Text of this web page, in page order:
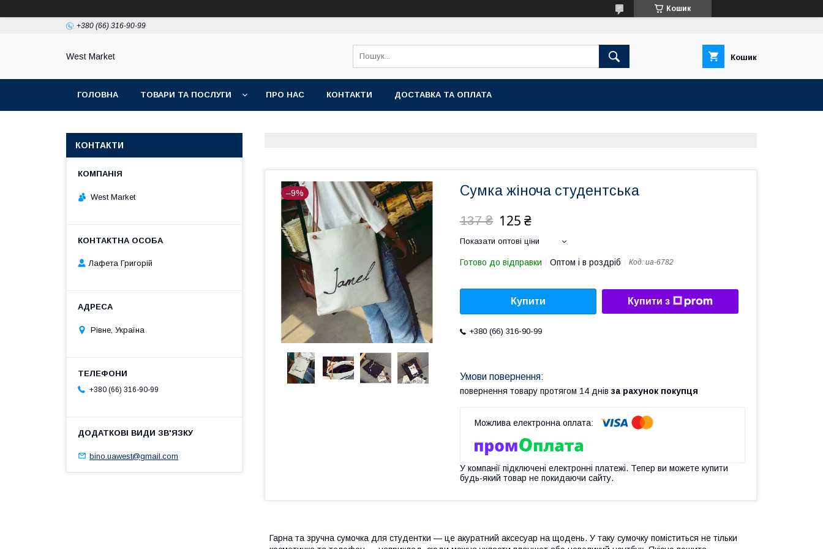
Кошик
+380 (66) 316-90-99
West Market Кошик
ГОЛОВНА ТОВАРИ ТА ПОСЛУГИ ПРО НАС КОНТАКТИ ДОСТАВКА ТА ОПЛАТА
–9% Сумка жіноча студентська
137 ₴ 125 ₴
Показати оптові ціни
Готово до відправки Оптом і в роздріб Код: ua-6782
Купити Купити з
+380 (66) 316-90-99
повернення товару протягом 14 днів за рахунок покупця
У компанії підключені електронні платежі. Тепер ви можете купити
будь-який товар не покидаючи сайту.
Гарна та зручна сумочка для студентки — це акуратний аксесуар на щодень. У таку сумочку поміститься не тільки
КОНТАКТИ
West Market
Лафета Григорій
Рівне, Україна
+380 (66) 316-90-99
bino.uawest@gmail.com